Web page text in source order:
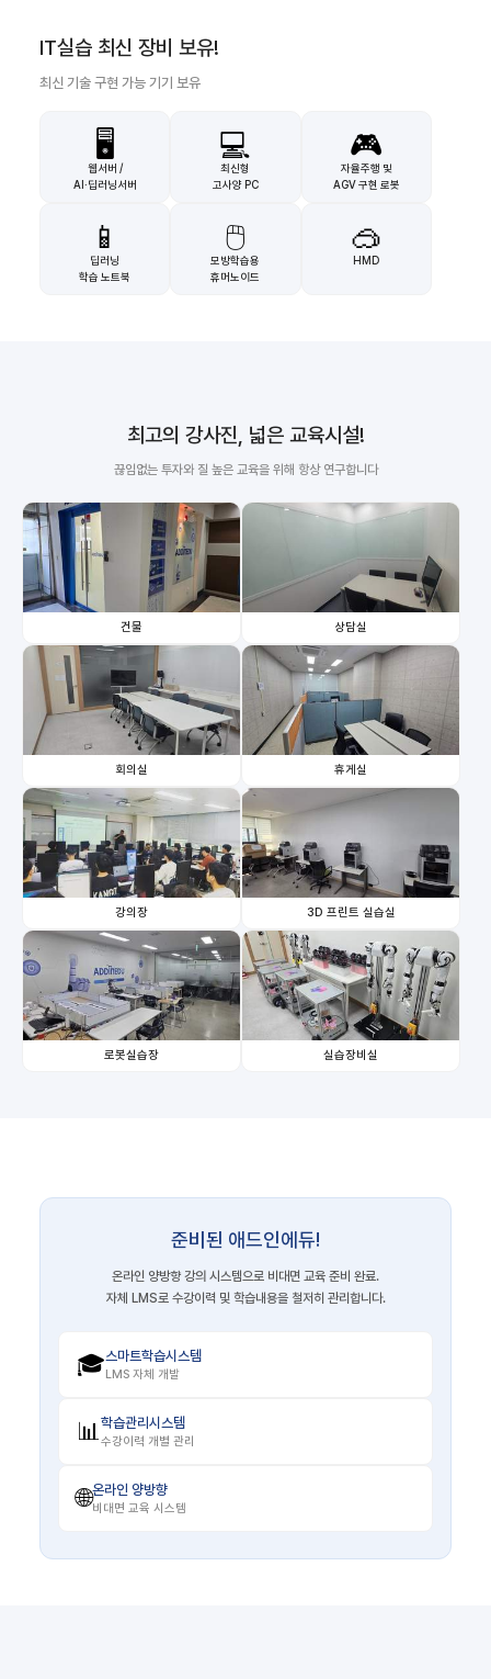
IT실습 최신 장비 보유!
최신 기술 구현 가능 기기 보유
🖥️
웹서버 /
AI·딥러닝서버
💻
최신형
고사양 PC
🎮
자율주행 및
AGV 구현 로봇
📱
딥러닝
학습 노트북
🖱️
모방학습용
휴머노이드
🥽
HMD
최고의 강사진, 넓은 교육시설!
끊임없는 투자와 질 높은 교육을 위해 항상 연구합니다
건물 상담실
회의실 휴게실
강의장 3D 프린트 실습실
로봇실습장 실습장비실
준비된 애드인에듀!
온라인 양방향 강의 시스템으로 비대면 교육 준비 완료.
자체 LMS로 수강이력 및 학습내용을 철저히 관리합니다.
🎓스마트학습시스템
LMS 자체 개발
📊 학습관리시스템
수강이력 개별 관리
🌐온라인 양방향
비대면 교육 시스템